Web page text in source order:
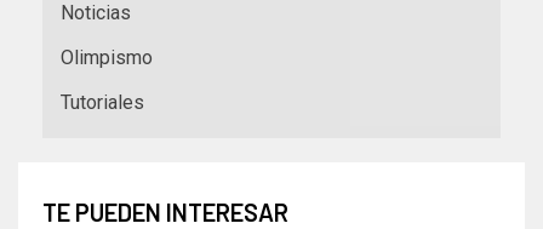
Noticias
Olimpismo
Tutoriales
TE PUEDEN INTERESAR